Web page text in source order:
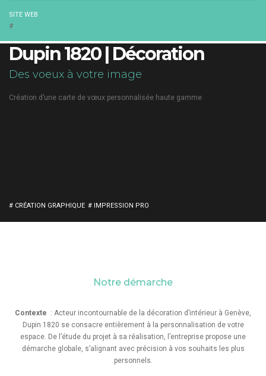
SITE WEB
#
Dupin 1820 | Décoration
Des voeux à votre image
Création d’une carte de vœux personnalisée haute gamme
# CRÉATION GRAPHIQUE # IMPRESSION PRO
Notre démarche
Contexte : Acteur incontournable de la décoration d’intérieur à Genève,
Dupin 1820 se consacre entièrement à la personnalisation de votre
espace. De l’étude du projet à sa réalisation, l’entreprise propose une
démarche globale, s’alignant avec précision à vos souhaits les plus
personnels.